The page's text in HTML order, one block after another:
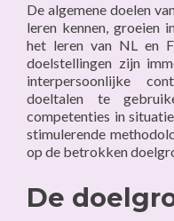
De algemene doelen
leren kennen, groeien
het leren van NL en
doelstellingen zijn
interpersoonlijke
doeltalen te
competenties in
stimulerende
op de betrokken
De